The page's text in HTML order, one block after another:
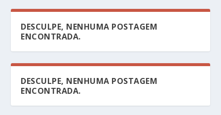
DESCULPE, NENHUMA POSTAGEM
ENCONTRADA.
DESCULPE, NENHUMA POSTAGEM
ENCONTRADA.